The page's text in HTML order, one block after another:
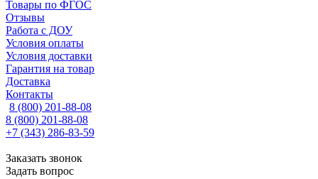
Товары по ФГОС
Отзывы
Работа с ДОУ
Условия оплаты
Условия доставки
Гарантия на товар
Доставка
Контакты
8 (800) 201-88-08
8 (800) 201-88-08
+7 (343) 286-83-59
Заказать звонок
Задать вопрос